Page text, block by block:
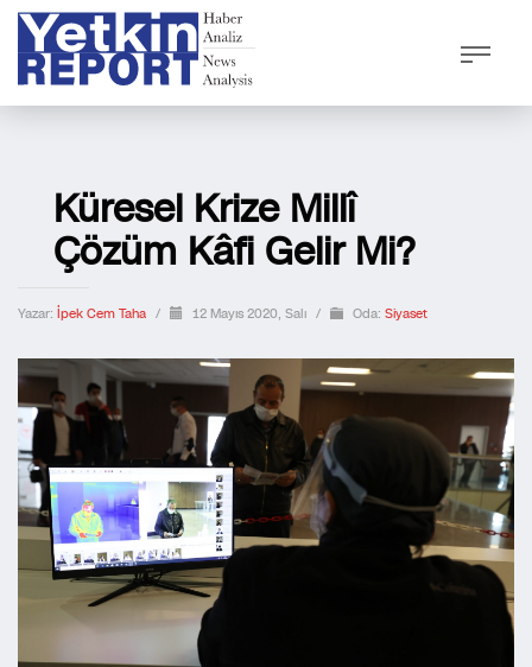
Küresel Krize Millî
Çözüm Kâfi Gelir Mi?
Yazar: İpek Cem Taha / 12 Mayıs 2020, Salı / Oda: Siyaset